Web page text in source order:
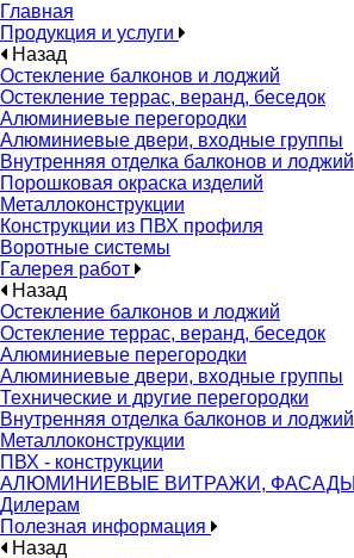
Главная
Продукция и услуги
Назад
Остекление балконов и лоджий
Остекление террас, веранд, беседок
Алюминиевые перегородки
Алюминиевые двери, входные группы
Внутренняя отделка балконов и лоджий
Порошковая окраска изделий
Металлоконструкции
Конструкции из ПВХ профиля
Воротные системы
Галерея работ
Назад
Остекление балконов и лоджий
Остекление террас, веранд, беседок
Алюминиевые перегородки
Алюминиевые двери, входные группы
Технические и другие перегородки
Внутренняя отделка балконов и лоджий
Металлоконструкции
ПВХ - конструкции
АЛЮМИНИЕВЫЕ ВИТРАЖИ, ФАСАДЫ
Дилерам
Полезная информация
Назад